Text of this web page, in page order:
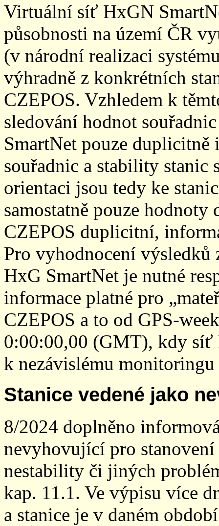
Virtuální síť HxGN
působnosti na území ČR
(v národní realizaci
výhradně z konkrétních
CZEPOS. Vzhledem k
sledování hodnot
SmartNet pouze
souřadnic a stability stanic
orientaci jsou tedy ke
samostatně pouze
CZEPOS duplicitní,
Pro vyhodnocení
HxG SmartNet je nutné
informace platné pro
CZEPOS a to od GPS-
0:00:00,00 (GMT), kdy síť
k nezávislému
Stanice vedené jako
8/2024 doplněno
nevyhovující pro
nestability či jiných
kap. 11.1. Ve výpisu více
a stanice je v daném